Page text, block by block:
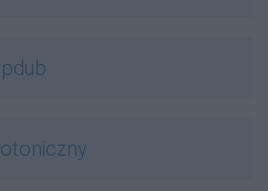
lipdub